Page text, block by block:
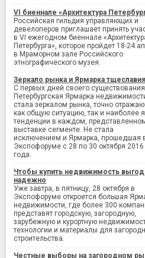
VI биеннале «Архитектура
Российская гильдия управляющих и
девелоперов приглашает принять
в VI ежегодном биеннале
Петербурга», которое пройдет 18-24
в Мраморном зале Российского
этнографического музея.
Зеркало рынка и Ярмарка тщеславия
С первых дней своего существования
Петербургская Ярмарка
стала зеркалом рынка, точно
как общую ситуацию, так и наиболее
тенденции в каждом,
выставке сегменте. Не стала
исключением и Ярмарка, прошедшая
Экспофоруме с 28 по 30 октября 2016
года.
Чтобы купить недвижимость
надежно
Уже завтра, в пятницу, 28 октября в
Экспофоруме откроется большая
недвижимости, где более 300
представят городскую, загородную,
зарубежную и курортную
технологии и материалы для
строительства.
Честные выборы на загородном